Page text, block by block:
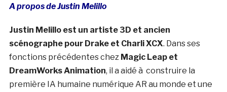
A propos de Justin Melillo
Justin Melillo est un artiste 3D et ancien
scénographe pour Drake et Charli XCX. Dans ses
fonctions précédentes chez Magic Leap et
DreamWorks Animation, il a aidé à construire la
première IA humaine numérique AR au monde et une